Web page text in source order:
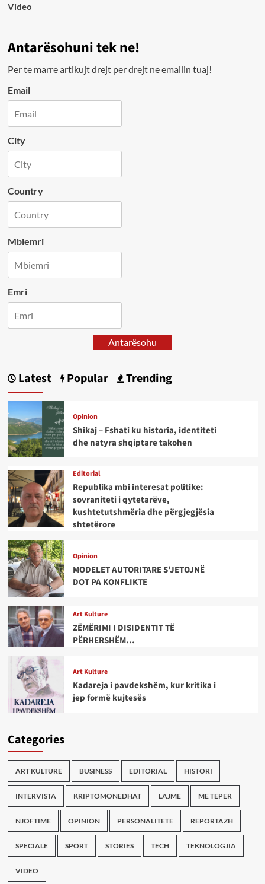
Video
Antarësohuni tek ne!
Per te marre artikujt drejt per drejt ne emailin tuaj!
Email
City
Country
Mbiemri
Emri
Antarësohu
Latest Popular Trending
Opinion
Shikaj – Fshati ku historia, identiteti
dhe natyra shqiptare takohen
Editorial
Republika mbi interesat politike:
sovraniteti i qytetarëve,
kushtetutshmëria dhe përgjegjësia
shtetërore
Opinion
MODELET AUTORITARE S’JETOJNË
DOT PA KONFLIKTE
Art Kulture
ZËMËRIMI I DISIDENTIT TË
PËRHERSHËM…
Art Kulture
Kadareja i pavdekshëm, kur kritika i
jep formë kujtesës
Categories
ART KULTURE BUSINESS EDITORIAL HISTORI
INTERVISTA KRIPTOMONEDHAT LAJME ME TEPER
NJOFTIME OPINION PERSONALITETE REPORTAZH
SPECIALE SPORT STORIES TECH TEKNOLOGJIA
VIDEO